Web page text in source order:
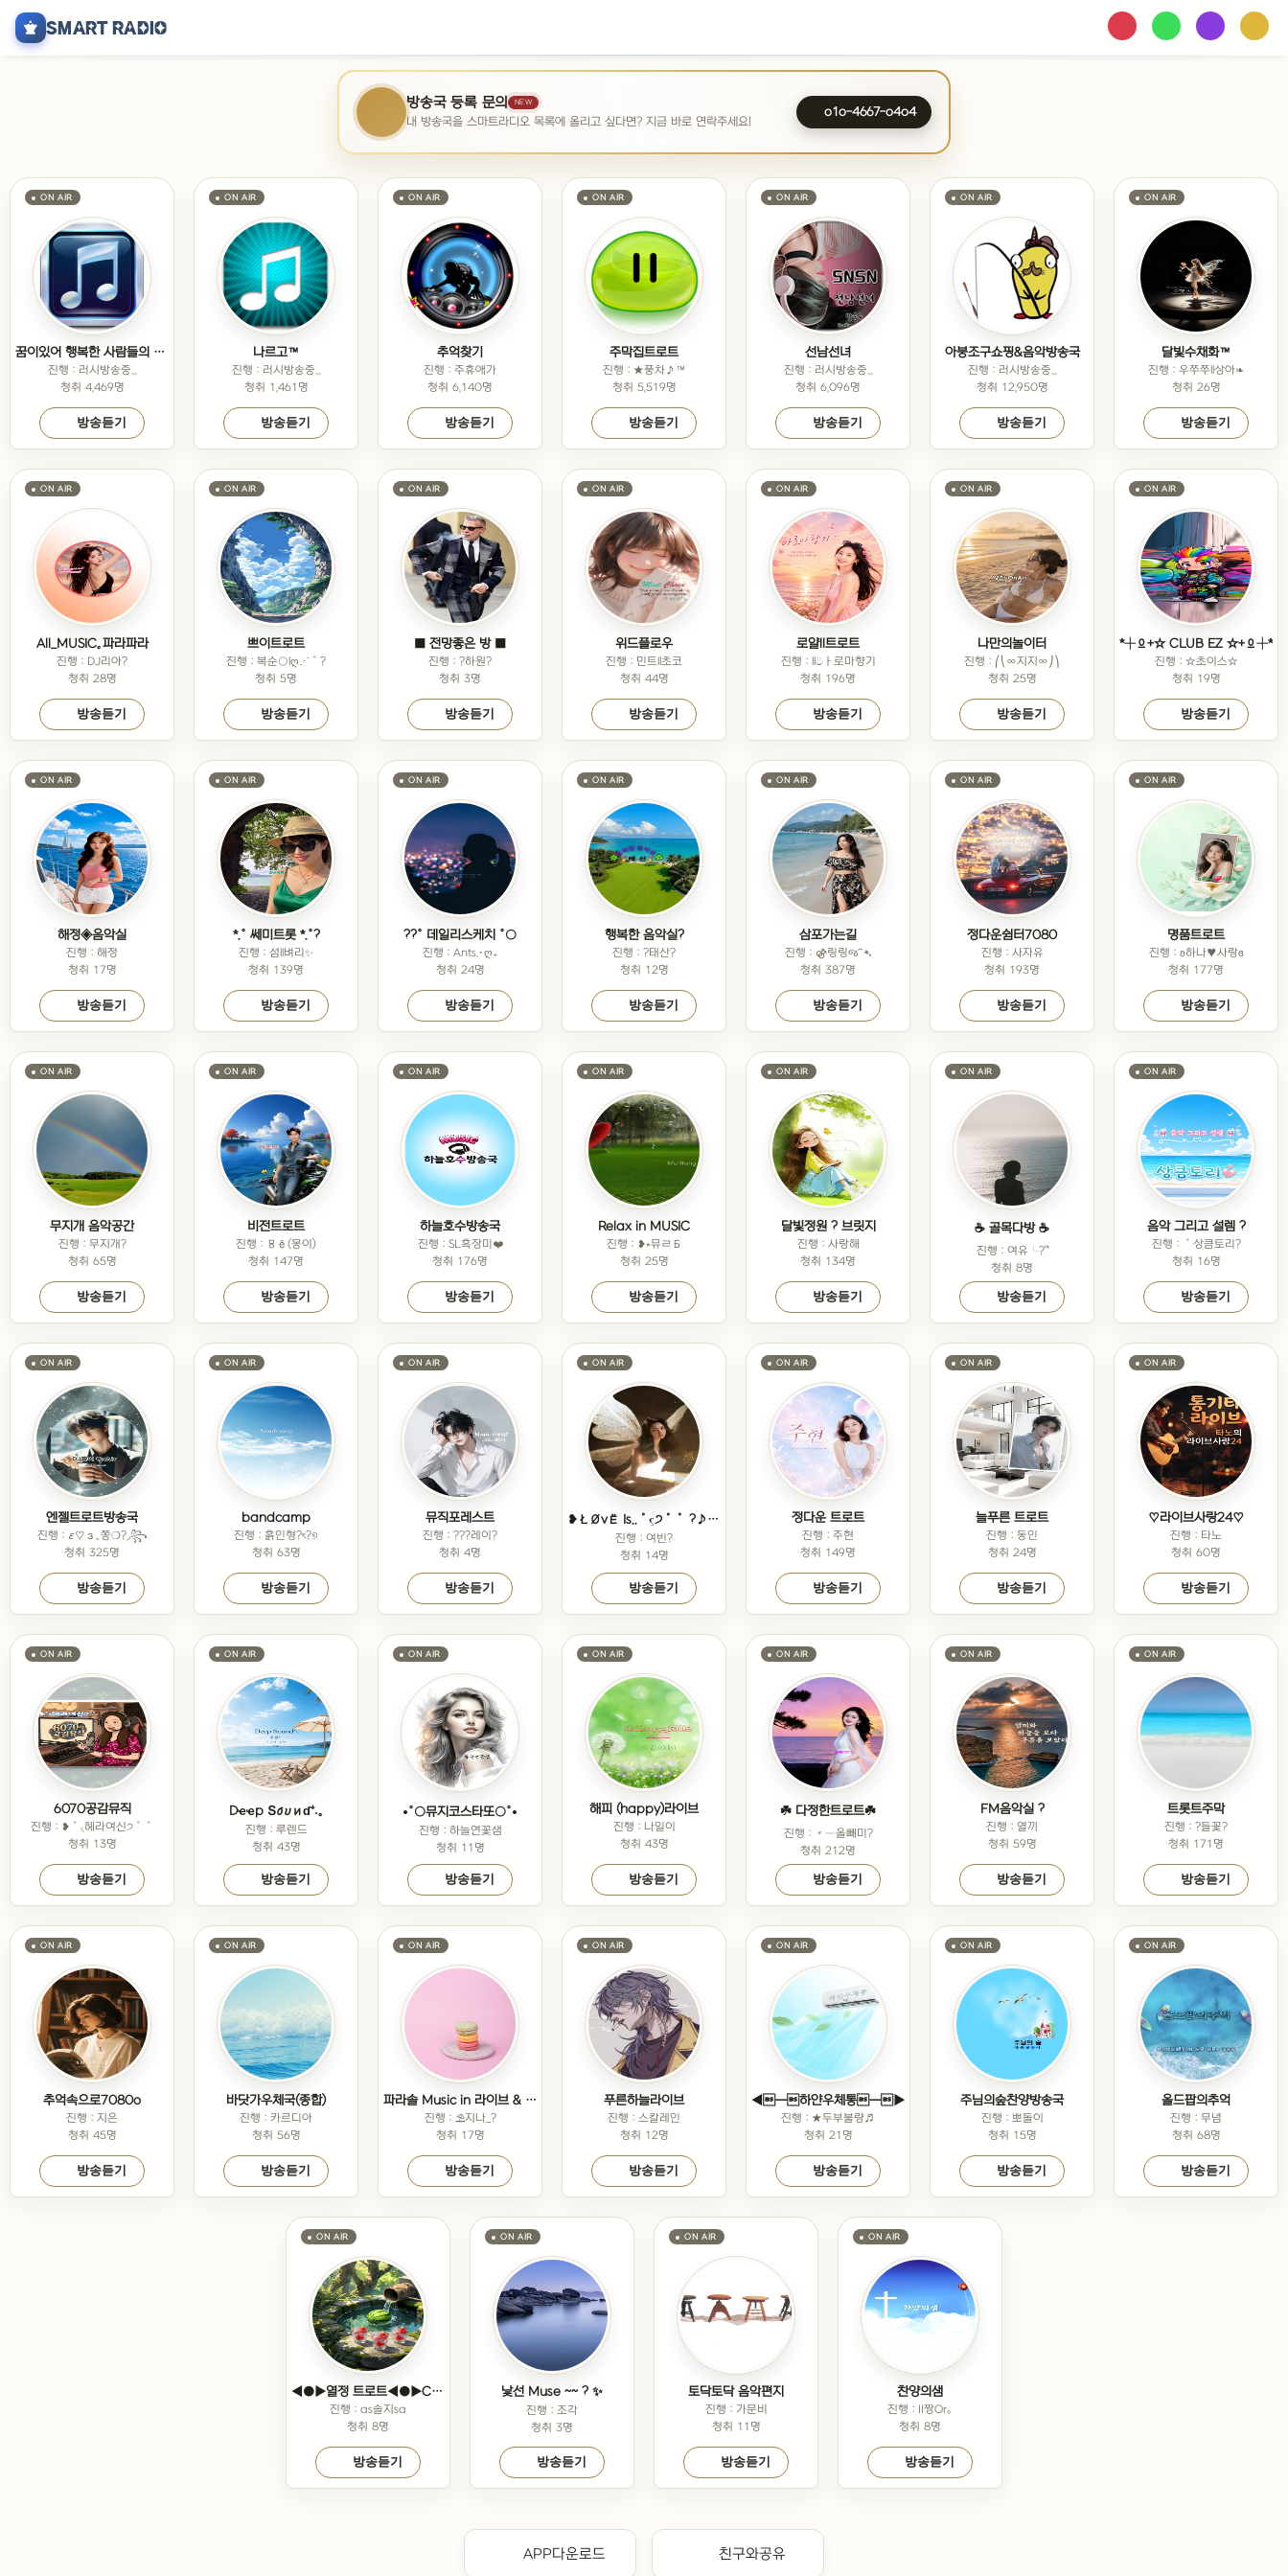
SMART RADIO
방송국 등록 문의 NEW
내 방송국을 스마트라디오 목록에 올리고 싶다면? 지금 바로 연락주세요!
o1o-4667-o4o4
꿈이있어 행복한 사람들의 모임
진행 : 러시방송중...
청취 4,469명
방송듣기
나르고™
진행 : 러시방송중...
청취 1,461명
방송듣기
추억찾기
진행 : 주휴애가
청취 6,140명
방송듣기
주막집트로트
진행 : ★풍차♪™
청취 5,519명
방송듣기
선남선녀
진행 : 러시방송중...
청취 6,096명
방송듣기
아붕조구쇼핑&음악방송국
진행 : 러시방송중...
청취 12,950명
방송듣기
달빛수채화™
진행 : 우쭈쭈ll상아❧
청취 26명
방송듣기
All_MUSIC。파라파라
진행 : DJ리아?
청취 28명
방송듣기
쁘이트로트
진행 : 복순○lღ⋰˚?
청취 5명
방송듣기
■ 전망좋은 방 ■
진행 : ?하원?
청취 3명
방송듣기
위드플로우
진행 : 민트ll초코
청취 44명
방송듣기
로얄ll트로트
진행 : llටㅏ로마향기
청취 196명
방송듣기
나만의놀이터
진행 : ⎛⎝∞지지∞⎠⎞
청취 25명
방송듣기
*┼º+☆ CLUB EZ ☆+º┼*
진행 : ☆초이스☆
청취 19명
방송듣기
해정◈음악실
진행 : 해정
청취 17명
방송듣기
*.° 쎄미트롯 *.°?
진행 : 섬ll벼리✨️
청취 139명
방송듣기
??° 데일리스케치 °○
진행 : Ants.･ღ₊
청취 24명
방송듣기
행복한 음악실?
진행 : ?태산?
청취 12명
방송듣기
삼포가는길
진행 : ⚣링링જ⁀➴
청취 387명
방송듣기
정다운쉼터7080
진행 : 사자유
청취 193명
방송듣기
명품트로트
진행 : ʚ하나♥사랑ɞ
청취 177명
방송듣기
무지개 음악공간
진행 : 무지개?
청취 65명
방송듣기
비전트로트
진행 : ㅱё(몽이)
청취 147명
방송듣기
하늘호수방송국
진행 : SL흑장미❤️
청취 176명
방송듣기
Relax in MUSIC
진행 : ❥⭒뮤ㄹБ
청취 25명
방송듣기
달빛정원 ? 브릿지
진행 : 사랑해
청취 134명
방송듣기
☕️ 골목다방 ☕️
진행 : 여유╰?՞
청취 8명
방송듣기
음악 그리고 설렘 ?
진행 : ˚상큼토리?
청취 16명
방송듣기
엔젤트로트방송국
진행 : ε♡з。쫑❍?◞꧂
청취 325명
방송듣기
bandcamp
진행 : 흙인형?ৎ?୭
청취 63명
방송듣기
뮤직포레스트
진행 : ???레이?
청취 4명
방송듣기
❥ŁØvЁ Is..˚ς੭˚˚ ?♪♬~❥
진행 : 여빈?
청취 14명
방송듣기
정다운 트로트
진행 : 주현
청취 149명
방송듣기
늘푸른 트로트
진행 : 동인
청취 24명
방송듣기
♡라이브사랑24♡
진행 : 타노
청취 60명
방송듣기
6070공감뮤직
진행 : ❥˚৻헤라여신੭˚˚
청취 13명
방송듣기
Dҽҽp Տσυиɗ⁺˖。
진행 : 루렌드
청취 43명
방송듣기
•°○뮤지코스타또○°•
진행 : 하늘연꽃샘
청취 11명
방송듣기
해피 (happy)라이브
진행 : 나일이
청취 43명
방송듣기
☘️ 다정한트로트☘️
진행 : 〃─올빼미?
청취 212명
방송듣기
FM음악실 ?
진행 : 열끼
청취 59명
방송듣기
트롯트주막
진행 : ?들꽃?
청취 171명
방송듣기
추억속으로7080o
진행 : 지은
청취 45명
방송듣기
바닷가우체국(종합)
진행 : 카르디아
청취 56명
방송듣기
파라솔 Music in 라이브 & 파일
진행 : ⛱️지나_?
청취 17명
방송듣기
푸른하늘라이브
진행 : 스칼레인
청취 12명
방송듣기
◀━하얀우체통━▶
진행 : ★두부불량♬
청취 21명
방송듣기
주님의숲찬양방송국
진행 : 뽀돌이
청취 15명
방송듣기
올드팝의추억
진행 : 무념
청취 68명
방송듣기
◀●▶열정 트로트◀●▶CJ.스탭모심
진행 : as솔지sa
청취 8명
방송듣기
낯선 Muse ~~ ? ✨
진행 : 조각
청취 3명
방송듣기
토닥토닥 음악편지
진행 : 가문비
청취 11명
방송듣기
찬양의샘
진행 : II짱Or｡
청취 8명
방송듣기
APP다운로드 친구와공유